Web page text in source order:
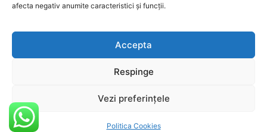
afecta negativ anumite caracteristici și funcții.
Accepta
Respinge
Vezi preferințele
Politica Cookies
RBR Mat Production
© 2026 Concept bydigitalexpand.ro